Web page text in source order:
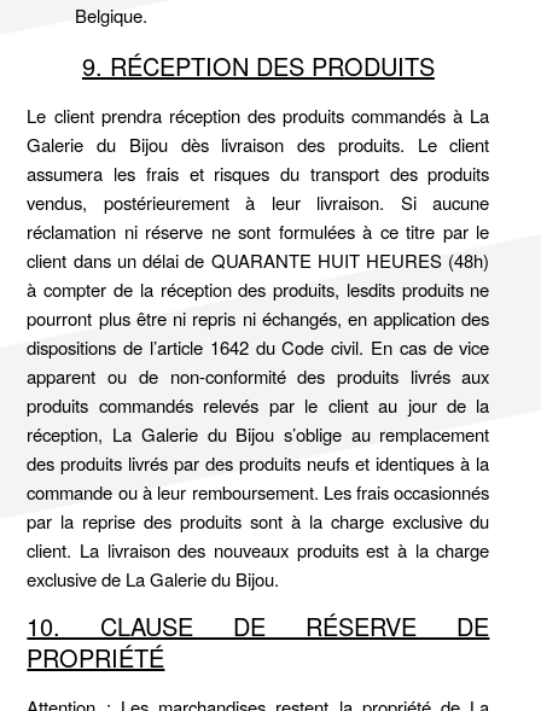
Belgique.
9. RÉCEPTION DES PRODUITS
Le client prendra réception des produits commandés à La
Galerie du Bijou dès livraison des produits. Le client
assumera les frais et risques du transport des produits
vendus, postérieurement à leur livraison. Si aucune
réclamation ni réserve ne sont formulées à ce titre par le
client dans un délai de QUARANTE HUIT HEURES (48h)
à compter de la réception des produits, lesdits produits ne
pourront plus être ni repris ni échangés, en application des
dispositions de l’article 1642 du Code civil. En cas de vice
apparent ou de non-conformité des produits livrés aux
produits commandés relevés par le client au jour de la
réception, La Galerie du Bijou s’oblige au remplacement
des produits livrés par des produits neufs et identiques à la
commande ou à leur remboursement. Les frais occasionnés
par la reprise des produits sont à la charge exclusive du
client. La livraison des nouveaux produits est à la charge
exclusive de La Galerie du Bijou.
10. CLAUSE DE RÉSERVE DE
PROPRIÉTÉ